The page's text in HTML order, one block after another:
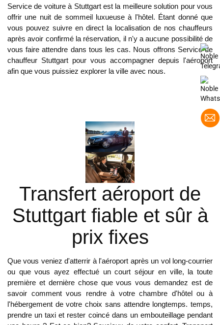
H. Stanley
Dec 03, 2019
9.2
Service de voiture à Stuttgartest la meilleure solution pour vous
offrir une nuit de sommeil luxueuse à l'hôtel. Étant donné que
vous pouvez suivre en direct la localisation de nos chauffeurs
après avoir confirmé la réservation, il n'y a aucune possibilité de
vous faire attendre dans tous les cas. Nous offrons Service de
chauffeur Stuttgart pour vous accompagner depuis l'aéroport
afin que vous puissiez explorer la ville avec nous.
Transfert aéroport de
Stuttgart fiable et sûr à
prix fixes
Que vous veniez d'atterrir à l'aéroport après un vol long-courrier
ou que vous ayez effectué un court séjour en ville, la toute
première et dernière chose que vous vous demandez est de
savoir comment vous rendre à votre chambre d'hôtel ou à
l'hébergement de votre choix sans attendre longtemps. temps,
prendre un taxi et rester coincé dans un embouteillage pendant